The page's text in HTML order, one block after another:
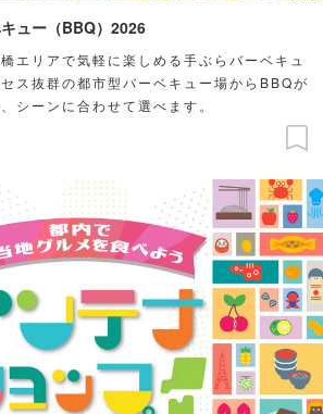
ュー（BBQ）2026
エリアで気軽に楽しめる手ぶらバーベキュ
ス抜群の都市型バーベキュー場からBBQが
シーンに合わせて選べます。